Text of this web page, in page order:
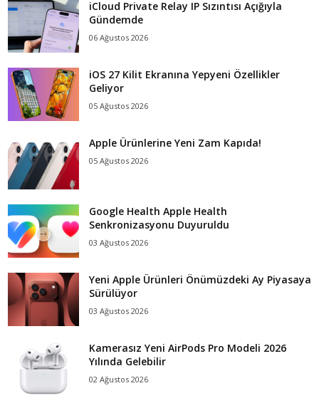
iCloud Private Relay IP Sızıntısı Açığıyla
Gündemde
06 Ağustos 2026
iOS 27 Kilit Ekranına Yepyeni Özellikler
Geliyor
05 Ağustos 2026
Apple Ürünlerine Yeni Zam Kapıda!
05 Ağustos 2026
Google Health Apple Health
Senkronizasyonu Duyuruldu
03 Ağustos 2026
Yeni Apple Ürünleri Önümüzdeki Ay Piyasaya
Sürülüyor
03 Ağustos 2026
Kamerasız Yeni AirPods Pro Modeli 2026
Yılında Gelebilir
02 Ağustos 2026